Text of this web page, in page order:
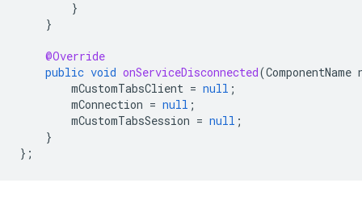
}
}
@Override
public void onServiceDisconnected(ComponentName
mCustomTabsClient = null ;
mConnection = null ;
mCustomTabsSession = null ;
}
};